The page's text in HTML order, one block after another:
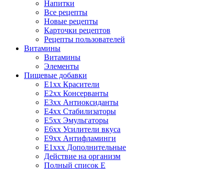
Напитки
Все рецепты
Новые рецепты
Карточки рецептов
Рецепты пользователей
Витамины
Витамины
Элементы
Пищевые добавки
E1xx Красители
E2xx Консерванты
E3xx Антиоксиданты
E4xx Стабилизаторы
E5xx Эмульгаторы
E6xx Усилители вкуса
E9xx Антифламинги
E1xxx Дополнительные
Действие на организм
Полный список E